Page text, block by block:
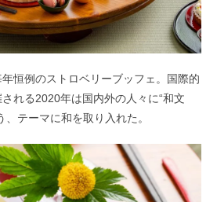
恒例のストロベリーブッフェ。国際的
れる2020年は国内外の人々に“和文
テーマに和を取り入れた。